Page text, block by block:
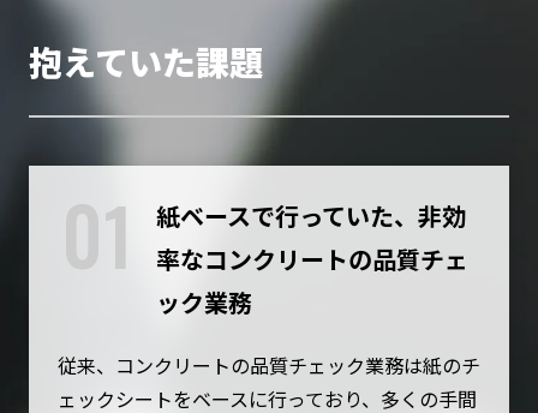
抱えていた課題
01
紙ベースで行っていた、非効
率なコンクリートの品質チェ
ック業務
従来、コンクリートの品質チェック業務は紙のチ
ェックシートをベースに行っており、多くの手間